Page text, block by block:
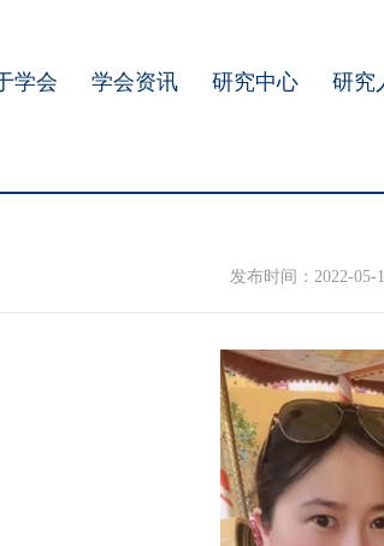
学会 学会资讯 研究中心 研究
发布时间：2022-05-